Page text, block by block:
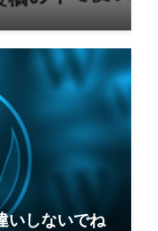
いしないでね